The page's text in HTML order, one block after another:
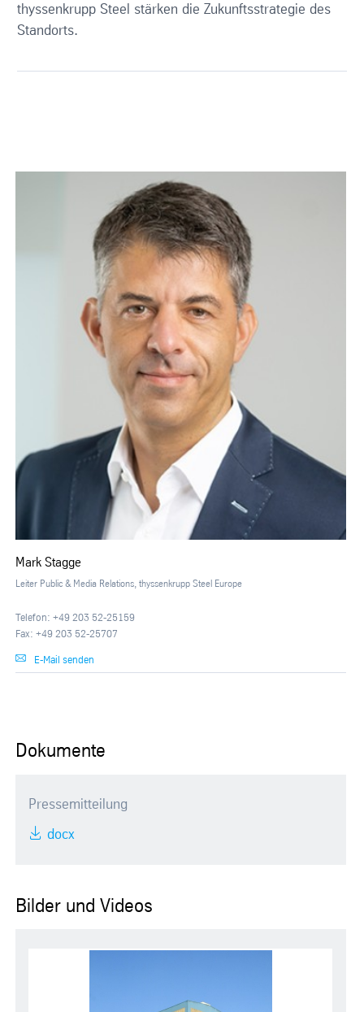
thyssenkrupp Steel stärken die Zukunftsstrategie des
Standorts.
Mark Stagge
Leiter Public & Media Relations, thyssenkrupp Steel Europe
Telefon: +49 203 52-25159
Fax: +49 203 52-25707
E-Mail senden
Dokumente
Pressemitteilung
docx
Bilder und Videos